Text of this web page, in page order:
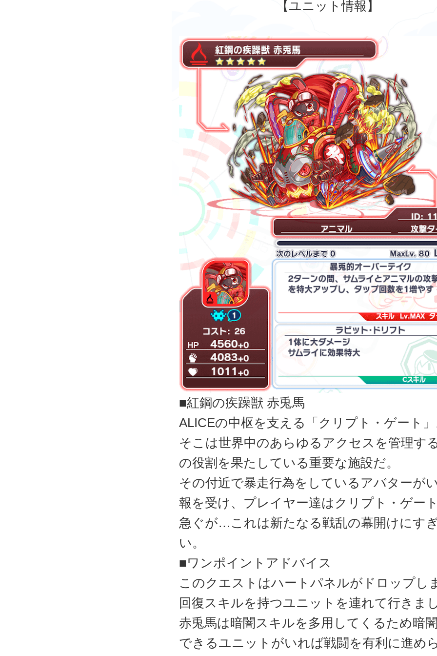
【ユニット情報】
■紅鋼の疾躁獣 赤兎馬
ALICEの中枢を支える「クリプト・ゲート
そこは世界中のあらゆるアクセスを管理す
の役割を果たしている重要な施設だ。
その付近で暴走行為をしているアバターが
報を受け、プレイヤー達はクリプト・ゲー
急ぐが…これは新たなる戦乱の幕開けにす
い。
■ワンポイントアドバイス
このクエストはハートパネルがドロップし
回復スキルを持つユニットを連れて行きま
赤兎馬は暗闇スキルを多用してくるため暗
できるユニットがいれば戦闘を有利に進め